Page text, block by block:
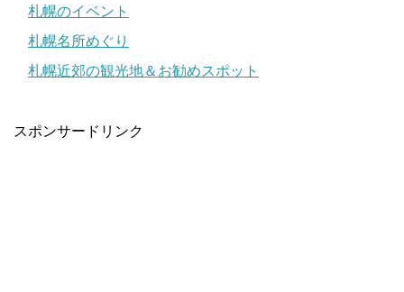
札幌のイベント
札幌名所めぐり
札幌近郊の観光地＆お勧めスポット
スポンサードリンク